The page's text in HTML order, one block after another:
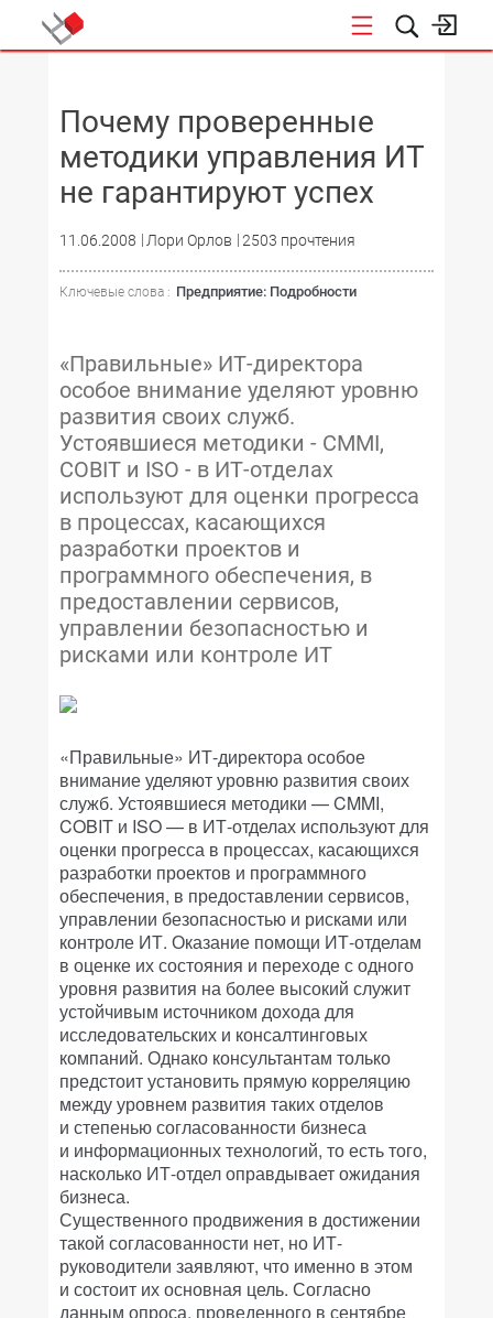
Почему проверенные
методики управления ИТ
не гарантируют успех
11.06.2008 Лори Орлов 2503 прочтения
Ключевые слова : Предприятие: Подробности
«Правильные» ИТ-директора
особое внимание уделяют уровню
развития своих служб.
Устоявшиеся методики - CMMI,
COBIT и ISO - в ИТ-отделах
используют для оценки прогресса
в процессах, касающихся
разработки проектов и
программного обеспечения, в
предоставлении сервисов,
управлении безопасностью и
рисками или контроле ИТ
«Правильные» ИТ-директора особое
внимание уделяют уровню развития своих
служб. Устоявшиеся методики — CMMI,
COBIT и ISO — в ИТ-отделах используют для
оценки прогресса в процессах, касающихся
разработки проектов и программного
обеспечения, в предоставлении сервисов,
управлении безопасностью и рисками или
контроле ИТ. Оказание помощи ИТ-отделам
в оценке их состояния и переходе с одного
уровня развития на более высокий служит
устойчивым источником дохода для
исследовательских и консалтинговых
компаний. Однако консультантам только
предстоит установить прямую корреляцию
между уровнем развития таких отделов
и степенью согласованности бизнеса
и информационных технологий, то есть того,
насколько ИТ-отдел оправдывает ожидания
бизнеса.
Существенного продвижения в достижении
такой согласованности нет, но ИТ-
руководители заявляют, что именно в этом
и состоит их основная цель. Согласно
данным опроса, проведенного в сентябре